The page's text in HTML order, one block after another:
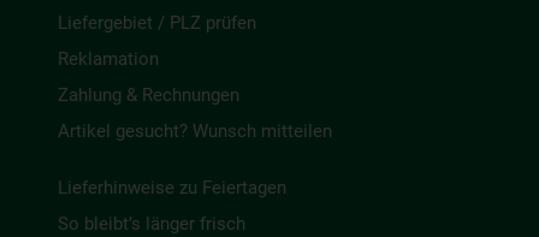
Liefergebiet / PLZ prüfen
Reklamation
Zahlung & Rechnungen
Artikel gesucht? Wunsch mitteilen
Lieferhinweise zu Feiertagen
So bleibt’s länger frisch